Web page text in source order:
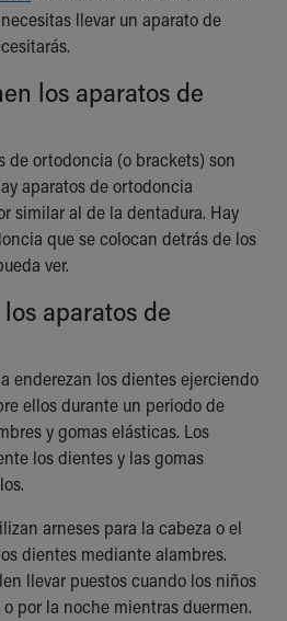
llevar un aparato de
los aparatos de
de ortodoncia (o brackets) son
aparatos de ortodoncia
similar al de la dentadura. Hay
que se colocan detrás de los
ver.
aparatos de
enderezan los dientes ejerciendo
ellos durante un periodo de
y gomas elásticas. Los
los dientes y las gomas
arneses para la cabeza o el
dientes mediante alambres.
llevar puestos cuando los niños
por la noche mientras duermen.